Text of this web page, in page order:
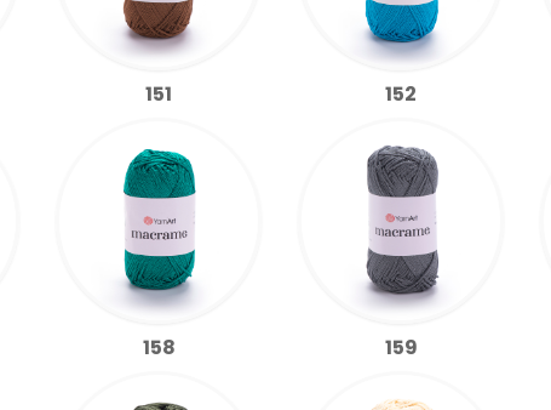
151 152
158 159